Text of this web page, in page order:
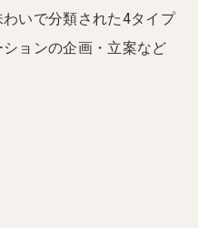
いで分類された4タイプ
ョンの企画・立案など